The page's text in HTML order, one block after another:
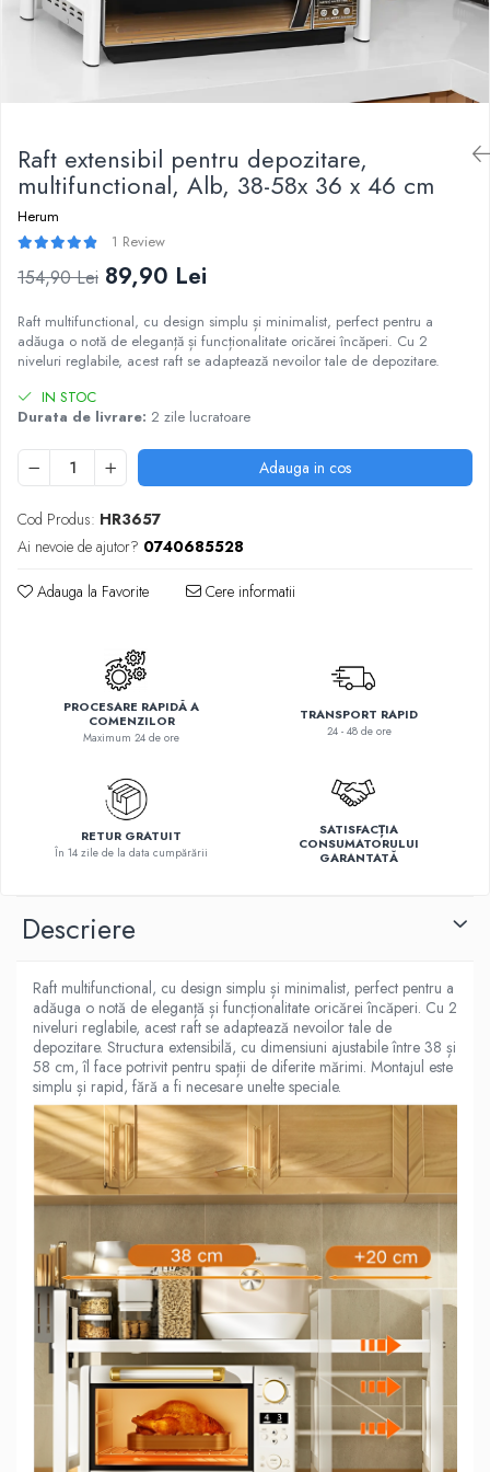
Ustensile
Raft extensibil pentru depozitare,
multifunctional, Alb, 38-58x 36 x 46 cm
Herum
1 Review
154,90 Lei 89,90 Lei
Raft multifunctional, cu design simplu și minimalist, perfect pentru a
adăuga o notă de eleganță și funcționalitate oricărei încăperi. Cu 2
niveluri reglabile, acest raft se adaptează nevoilor tale de depozitare.
IN STOC
Durata de livrare: 2 zile lucratoare
Adauga in cos
Cod Produs: HR3657
Ai nevoie de ajutor? 0740685528
Adauga la Favorite Cere informatii
PROCESARE RAPIDĂ A
COMENZILOR
Maximum 24 de ore
TRANSPORT RAPID
24 - 48 de ore
RETUR GRATUIT
În 14 zile de la data cumpărării
SATISFACȚIA
CONSUMATORULUI
GARANTATĂ
Descriere
Raft multifunctional, cu design simplu și minimalist, perfect pentru a
adăuga o notă de eleganță și funcționalitate oricărei încăperi. Cu 2
niveluri reglabile, acest raft se adaptează nevoilor tale de
depozitare. Structura extensibilă, cu dimensiuni ajustabile între 38 și
58 cm, îl face potrivit pentru spații de diferite mărimi. Montajul este
simplu și rapid, fără a fi necesare unelte speciale.